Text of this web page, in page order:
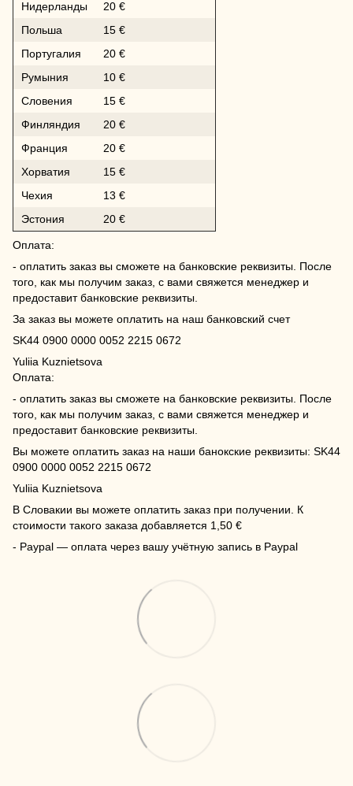
Нидерланды
20 €
Польша
15 €
Португалия
20 €
Румыния
10 €
Словения
15 €
Финляндия
20 €
Франция
20 €
Хорватия
15 €
Чехия
13 €
Эстония
20 €
Оплата:
- оплатить заказ вы сможете на банковские реквизиты. После
того, как мы получим заказ, с вами свяжется менеджер и
предоставит банковские реквизиты.
За заказ вы можете оплатить на наш банковский счет
SK44 0900 0000 0052 2215 0672
Yuliia Kuznietsova
Оплата:
- оплатить заказ вы сможете на банковские реквизиты. После
того, как мы получим заказ, с вами свяжется менеджер и
предоставит банковские реквизиты.
Вы можете оплатить заказ на наши банокские реквизиты: SK44
0900 0000 0052 2215 0672
Yuliia Kuznietsova
В Словакии вы можете оплатить заказ при получении. К
стоимости такого заказа добавляется 1,50 €
- Paypal — оплата через вашу учётную запись в Paypal